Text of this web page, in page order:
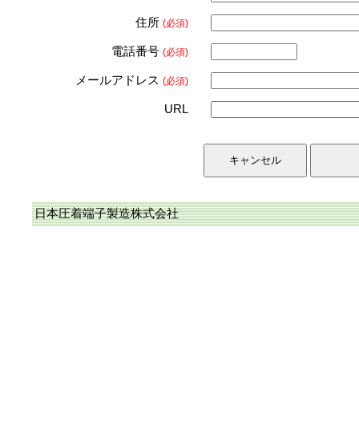
住所 (必須)
電話番号 (必須)
メールアドレス (必須)
URL
日本圧着端子製造株式会社